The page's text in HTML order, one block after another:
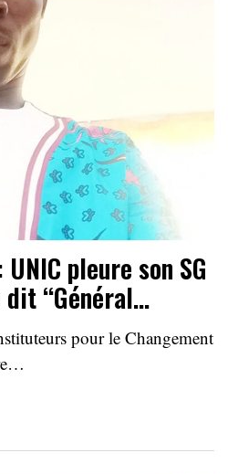
pleure son SG
dit ‘‘Général…
pour le Changement